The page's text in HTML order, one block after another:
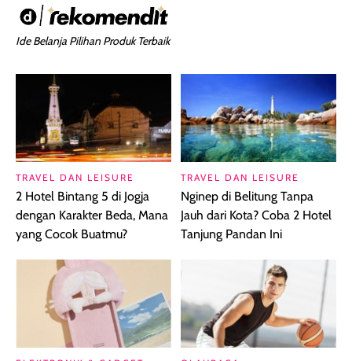
Ide Belanja Pilihan Produk Terbaik
TRAVEL DAN LEISURE
2 Hotel Bintang 5 di Jogja
dengan Karakter Beda, Mana
yang Cocok Buatmu?
TRAVEL DAN LEISURE
Nginep di Belitung Tanpa
Jauh dari Kota? Coba 2 Hotel
Tanjung Pandan Ini